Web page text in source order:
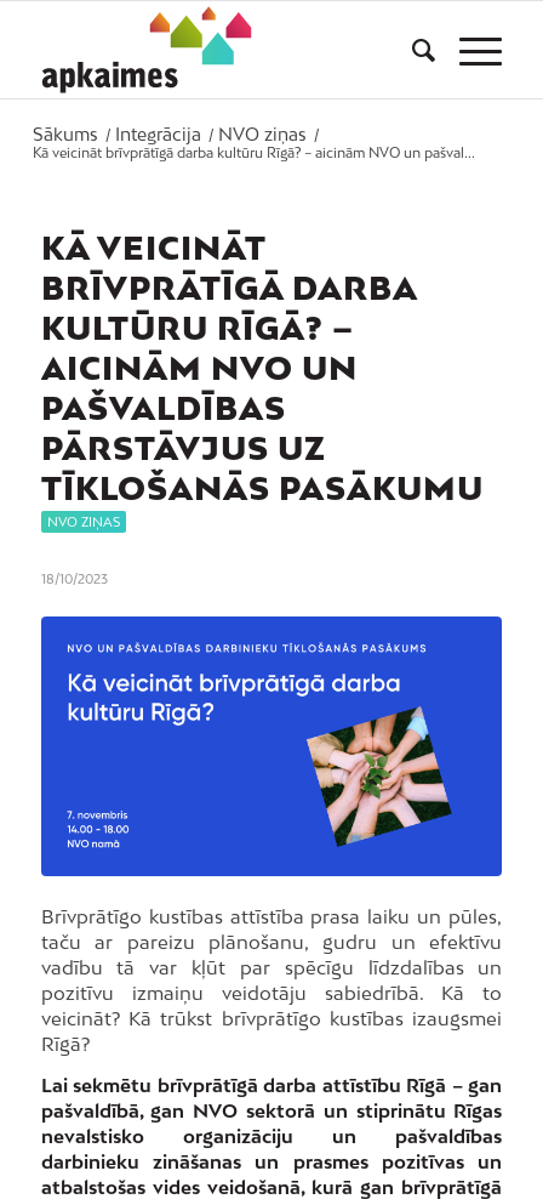
Sākums / Integrācija / NVO ziņas
/
Kā veicināt brīvprātīgā darba kultūru Rīgā? – aicinām NVO un pašval...
KĀ VEICINĀT
BRĪVPRĀTĪGĀ DARBA
KULTŪRU RĪGĀ? –
AICINĀM NVO UN
PAŠVALDĪBAS
PĀRSTĀVJUS UZ
TĪKLOŠANĀS PASĀKUMU
NVO ZIŅAS
18/10/2023
Brīvprātīgo kustības attīstība prasa laiku un pūles,
taču ar pareizu plānošanu, gudru un efektīvu
vadību tā var kļūt par spēcīgu līdzdalības un
pozitīvu izmaiņu veidotāju sabiedrībā. Kā to
veicināt? Kā trūkst brīvprātīgo kustības izaugsmei
Rīgā?
Lai sekmētu brīvprātīgā darba attīstību Rīgā – gan
pašvaldībā, gan NVO sektorā un stiprinātu Rīgas
nevalstisko organizāciju un pašvaldības
darbinieku zināšanas un prasmes pozitīvas un
atbalstošas vides veidošanā, kurā gan brīvprātīgā